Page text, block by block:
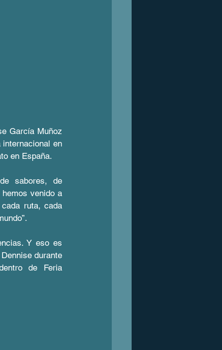
García Muñoz
en
en España.
sabores, de
venido a
ruta, cada
Y eso es
durante
de Feria